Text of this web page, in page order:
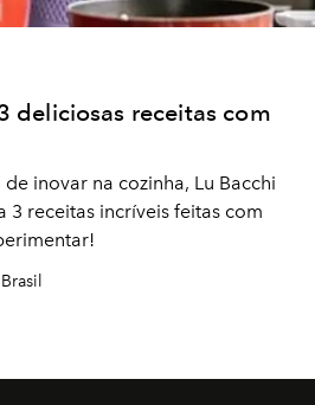
deliciosas receitas com
inovar na cozinha, Lu Bacchi
3 receitas incríveis feitas com